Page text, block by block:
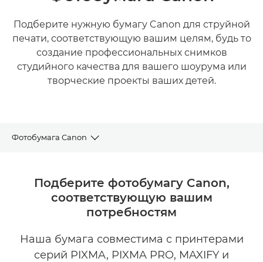
Подберите нужную бумагу Canon для струйной
печати, соответствующую вашим целям, будь то
создание профессиональных снимков
студийного качества для вашего шоурума или
творческие проекты ваших детей.
Фотобумага Canon
ВЫСТАВОЧНОЕ КАЧЕСТВО
ТВОРЧЕСКИЕ ПРОЕКТЫ
Подберите фотобумагу Canon,
соответствующую вашим
потребностям
Наша бумага совместима с принтерами
серий PIXMA, PIXMA PRO, MAXIFY и